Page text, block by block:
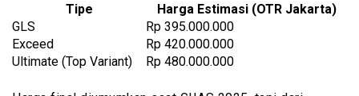
Tipe
Harga Estimasi (OTR Jakarta)
GLS
Rp 395.000.000
Exceed
Rp 420.000.000
Ultimate (Top Variant)
Rp 480.000.000